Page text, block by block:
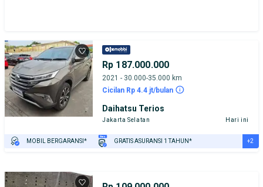
Rp 187.000.000
2021 - 30.000-35.000 km
Cicilan Rp 4.4 jt/bulan
Daihatsu Terios
Jakarta Selatan Hari ini
MOBIL BERGARANSI* GRATIS ASURANSI 1 TAHUN* +2